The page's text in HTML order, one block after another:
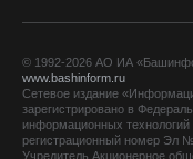
© 1992-2026 АО ИА
www.bashinform.ru
Сетевое издание
зарегистрировано в
информационных
регистрационный номер Эл
Учредитель Акционерное